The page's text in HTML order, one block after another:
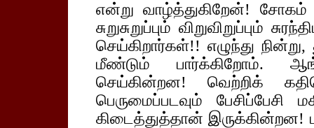
என்று வாழ்த்துகிறேன்!
சுறுசுறுப்பும் விறுவிறுப்பும்
செய்கிறார்கள்!! எழுந்து
மீண்டும் பார்க்கிறோம்.
செய்கின்றன! வெற்றிக்
பெருமைப்படவும் பேசிப்பேசி
கிடைத்துத்தான்